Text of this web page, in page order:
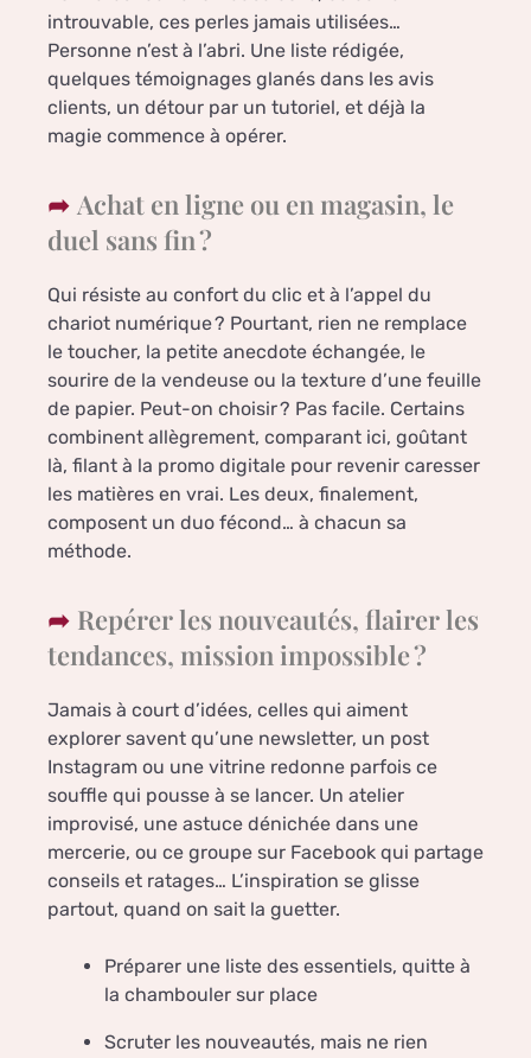
introuvable, ces perles jamais utilisées…
Personne n’est à l’abri. Une liste rédigée,
quelques témoignages glanés dans les avis
clients, un détour par un tutoriel, et déjà la
magie commence à opérer.
Achat en ligne ou en magasin, le
duel sans fin ?
Qui résiste au confort du clic et à l’appel du
chariot numérique ? Pourtant, rien ne remplace
le toucher, la petite anecdote échangée, le
sourire de la vendeuse ou la texture d’une feuille
de papier. Peut-on choisir ? Pas facile. Certains
combinent allègrement, comparant ici, goûtant
là, filant à la promo digitale pour revenir caresser
les matières en vrai. Les deux, finalement,
composent un duo fécond… à chacun sa
méthode.
Repérer les nouveautés, flairer les
tendances, mission impossible ?
Jamais à court d’idées, celles qui aiment
explorer savent qu’une newsletter, un post
Instagram ou une vitrine redonne parfois ce
souffle qui pousse à se lancer. Un atelier
improvisé, une astuce dénichée dans une
mercerie, ou ce groupe sur Facebook qui partage
conseils et ratages… L’inspiration se glisse
partout, quand on sait la guetter.
Préparer une liste des essentiels, quitte à
la chambouler sur place
Scruter les nouveautés, mais ne rien